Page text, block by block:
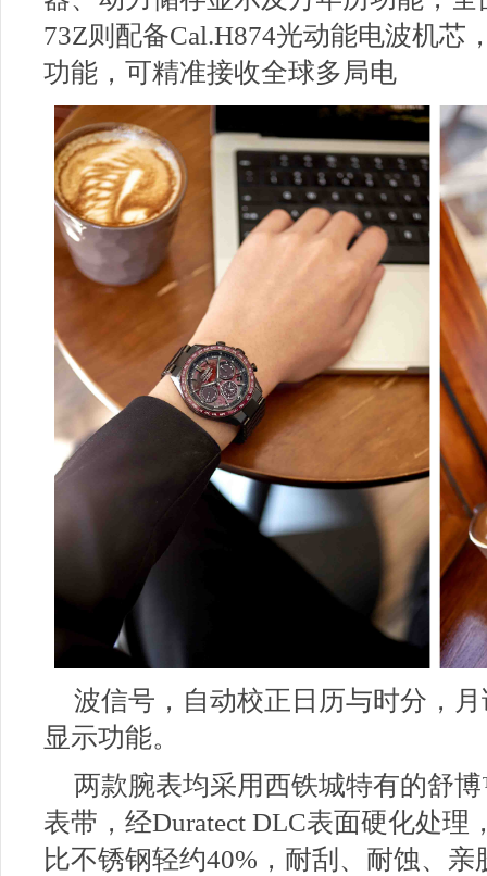
73Z则配备Cal.H874光动能电波机芯
功能，可精准接收全球多局电
波信号，自动校正日历与时分，
显示功能。
两款腕表均采用西铁城特有的舒
表带，经Duratect DLC表面硬化处理
比不锈钢轻约40%，耐刮、耐蚀、亲